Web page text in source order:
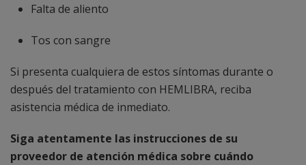
Falta de aliento
Tos con sangre
Si presenta cualquiera de estos síntomas durante o
después del tratamiento con HEMLIBRA, reciba
asistencia médica de inmediato.
Siga atentamente las instrucciones de su
proveedor de atención médica sobre cuándo